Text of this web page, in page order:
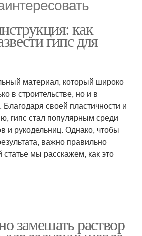
как
гипс для
материал, который широко
в строительстве, но и в
Благодаря своей пластичности и
гипс стал популярным среди
и рукодельниц. Однако, чтобы
важно правильно
статье мы расскажем, как это
замешать раствор